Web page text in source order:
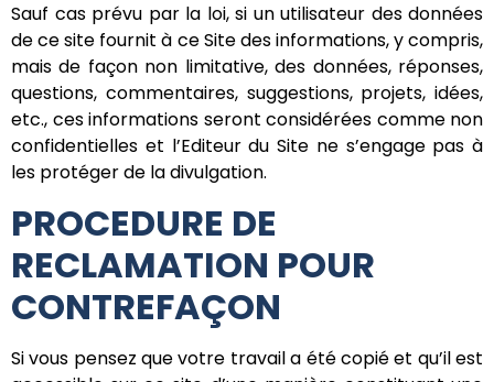
Sauf cas prévu par la loi, si un utilisateur des données
de ce site fournit à ce Site des informations, y compris,
mais de façon non limitative, des données, réponses,
questions, commentaires, suggestions, projets, idées,
etc., ces informations seront considérées comme non
confidentielles et l’Editeur du Site ne s’engage pas à
les protéger de la divulgation.
PROCEDURE DE
RECLAMATION POUR
CONTREFAÇON
Si vous pensez que votre travail a été copié et qu’il est